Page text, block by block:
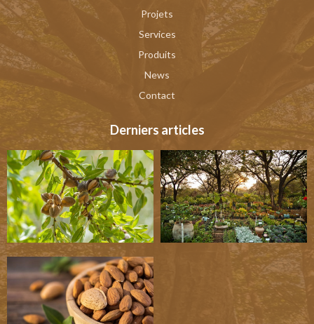
Projets
Services
Produits
News
Contact
Derniers articles